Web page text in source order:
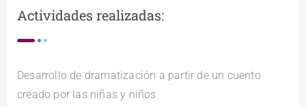
Actividades realizadas:
Desarrollo de dramatización a partir de un cuento
creado por las niñas y niños.